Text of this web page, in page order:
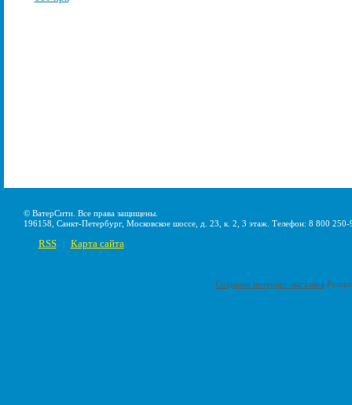
© ВатерСити. Все права защищены.
196158, Санкт-Петербург, Московское шоссе, д. 23, к. 2, 3 этаж. Телефон: 8 800
RSS Карта сайта
Создание интернет-магазина